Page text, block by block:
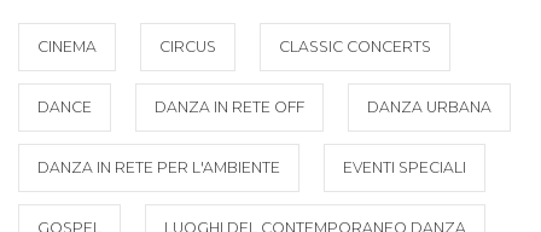
CINEMA CIRCUS CLASSIC CONCERTS
DANCE DANZA IN RETE OFF DANZA URBANA
DANZA IN RETE PER L'AMBIENTE EVENTI SPECIALI
GOSPEL LUOGHI DEL CONTEMPORANEO DANZA